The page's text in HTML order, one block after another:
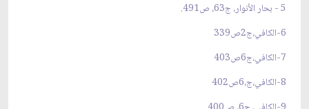
5 - بحار الأنوار، ج63، ص491.
6-الكافي،ج2ص339
7-الكافي،ج6ص403
8-الكافي،ج،6ص402